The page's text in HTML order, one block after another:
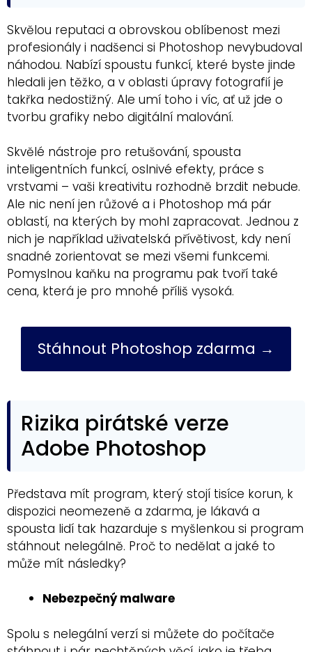
Skvělou reputaci a obrovskou oblíbenost mezi
profesionály i nadšenci si Photoshop nevybudoval
náhodou. Nabízí spoustu funkcí, které byste jinde
hledali jen těžko, a v oblasti úpravy fotografií je
takřka nedostižný. Ale umí toho i víc, ať už jde o
tvorbu grafiky nebo digitální malování.
Skvělé nástroje pro retušování, spousta
inteligentních funkcí, oslnivé efekty, práce s
vrstvami – vaši kreativitu rozhodně brzdit nebude.
Ale nic není jen růžové a i Photoshop má pár
oblastí, na kterých by mohl zapracovat. Jednou z
nich je například uživatelská přívětivost, kdy není
snadné zorientovat se mezi všemi funkcemi.
Pomyslnou kaňku na programu pak tvoří také
cena, která je pro mnohé příliš vysoká.
Stáhnout Photoshop zdarma →
Rizika pirátské verze
Adobe Photoshop
Představa mít program, který stojí tisíce korun, k
dispozici neomezeně a zdarma, je lákavá a
spousta lidí tak hazarduje s myšlenkou si program
stáhnout nelegálně. Proč to nedělat a jaké to
může mít následky?
Nebezpečný malware
Spolu s nelegální verzí si můžete do počítače